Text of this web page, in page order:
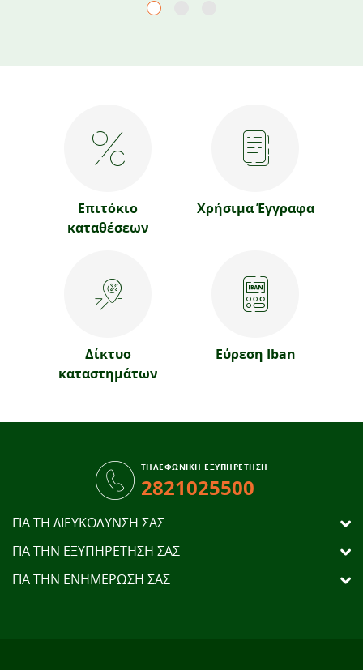
Επιτόκιο
καταθέσεων
Χρήσιμα Έγγραφα
Δίκτυο
καταστημάτων
Εύρεση Iban
ΤΗΛΕΦΩΝΙΚΗ ΕΞΥΠΗΡΕΤΗΣΗ
2821025500
ΓΙΑ ΤΗ ΔΙΕΥΚΟΛΥΝΣΗ ΣΑΣ
ΓΙΑ ΤΗΝ ΕΞΥΠΗΡΕΤΗΣΗ ΣΑΣ
ΓΙΑ ΤΗΝ ΕΝΗΜΕΡΩΣΗ ΣΑΣ